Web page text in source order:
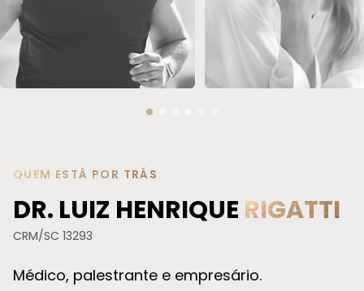
QUEM ESTÁ POR TRÁS
DR. LUIZ HENRIQUE RIGATTI
CRM/SC 13293
Médico, palestrante e empresário.